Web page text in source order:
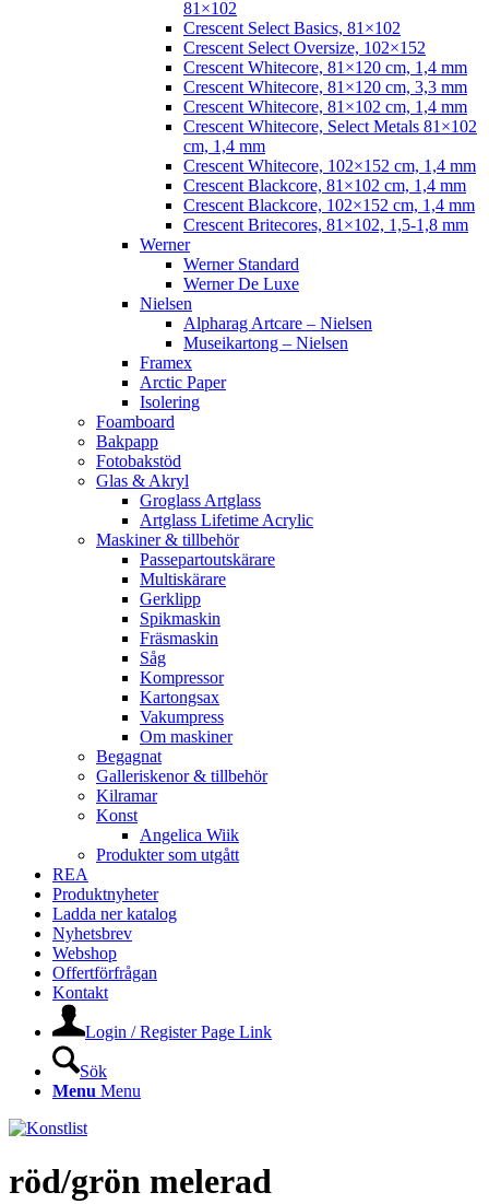
81×102
Crescent Select Basics, 81×102
Crescent Select Oversize, 102×152
Crescent Whitecore, 81×120 cm, 1,4 mm
Crescent Whitecore, 81×120 cm, 3,3 mm
Crescent Whitecore, 81×102 cm, 1,4 mm
Crescent Whitecore, Select Metals 81×102
cm, 1,4 mm
Crescent Whitecore, 102×152 cm, 1,4 mm
Crescent Blackcore, 81×102 cm, 1,4 mm
Crescent Blackcore, 102×152 cm, 1,4 mm
Crescent Britecores, 81×102, 1,5-1,8 mm
Werner
Werner Standard
Werner De Luxe
Nielsen
Alpharag Artcare – Nielsen
Museikartong – Nielsen
Framex
Arctic Paper
Isolering
Foamboard
Bakpapp
Fotobakstöd
Glas & Akryl
Groglass Artglass
Artglass Lifetime Acrylic
Maskiner & tillbehör
Passepartoutskärare
Multiskärare
Gerklipp
Spikmaskin
Fräsmaskin
Såg
Kompressor
Kartongsax
Vakumpress
Om maskiner
Begagnat
Galleriskenor & tillbehör
Kilramar
Konst
Angelica Wiik
Produkter som utgått
REA
Produktnyheter
Ladda ner katalog
Nyhetsbrev
Webshop
Offertförfrågan
Kontakt
Login / Register Page Link
Sök
Menu Menu
röd/grön melerad